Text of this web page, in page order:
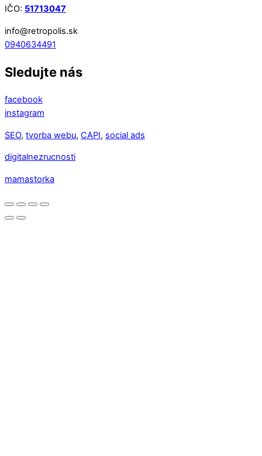
IČO: 51713047
info@retropolis.sk
0940634491
Sledujte nás
facebook
instagram
SEO, tvorba webu, CAPI, social ads
digitalnezrucnosti
mamastorka